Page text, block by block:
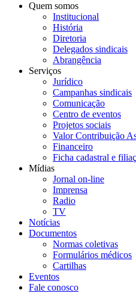
Quem somos
Institucional
História
Diretoria
Delegados sindicais
Abrangência
Serviços
Jurídico
Campanhas sindicais
Comunicação
Centro de eventos
Projetos sociais
Valor Contribuição
Financeiro
Ficha cadastral e
Mídias
Jornal on-line
Imprensa
Radio
TV
Notícias
Documentos
Normas coletivas
Formulários médicos
Cartilhas
Eventos
Fale conosco